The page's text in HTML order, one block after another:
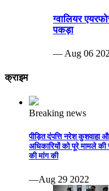
ग्वालियर
पकड़ा
— Aug 06
क्राइम
Breaking news
पीड़ित दंपत्ति नरेश
अधिकारियों को पूरे मामले
की मांग की
—Aug 29 2022